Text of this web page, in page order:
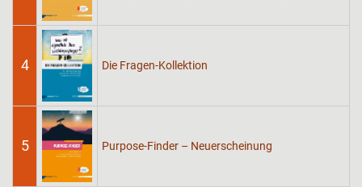
4 Die Fragen-Kollektion
5 Purpose-Finder – Neuerscheinung